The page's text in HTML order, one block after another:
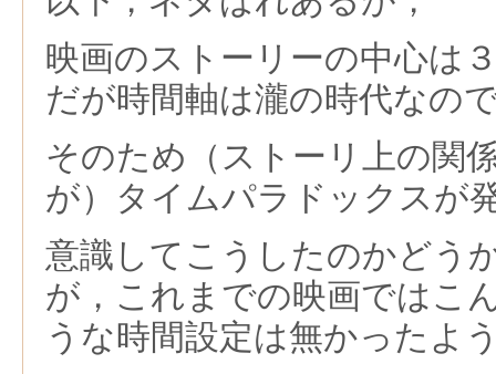
映画のストーリーの中心は
だが時間軸は瀧の時代なの
そのため（ストーリ上の関
が）タイムパラドックスが
意識してこうしたのかどう
が，これまでの映画ではこ
うな時間設定は無かったよ